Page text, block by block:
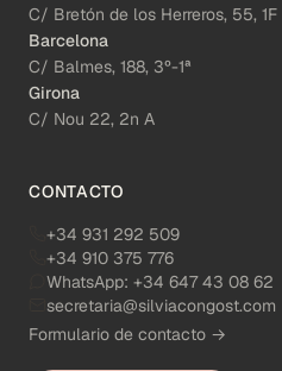
C/ Bretón de los Herreros, 55, 1F
Barcelona
C/ Balmes, 188, 3º-1ª
Girona
C/ Nou 22, 2n A
CONTACTO
+34 931 292 509
+34 910 375 776
WhatsApp: +34 647 43 08 62
secretaria@silviacongost.com
Formulario de contacto →